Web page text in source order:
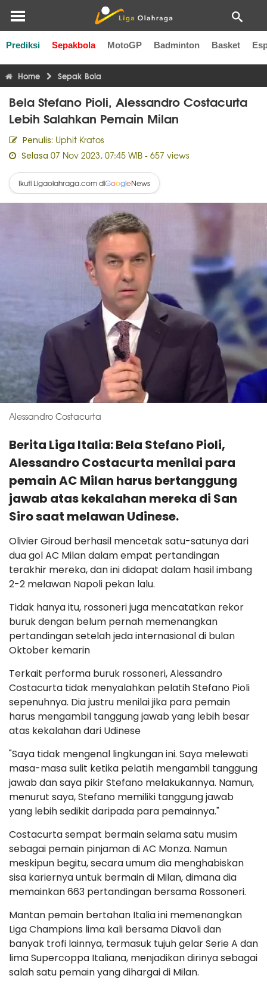
Prediksi Sepakbola MotoGP Badminton Basket
Liga Inggris Liga Italia Liga Spanyol Liga Perancis
Home Sepak Bola
Bela Stefano Pioli, Alessandro Costacurta
Lebih Salahkan Pemain Milan
Penulis: Uphit Kratos
Selasa 07 Nov 2023, 07:45 WIB - 657 views
Ikuti Ligaolahraga.com diGoogleNews
Alessandro Costacurta
Berita Liga Italia: Bela Stefano Pioli,
Alessandro Costacurta menilai para
pemain AC Milan harus bertanggung
jawab atas kekalahan mereka di San
Siro saat melawan Udinese.
Olivier Giroud berhasil mencetak satu-satunya dari
dua gol AC Milan dalam empat pertandingan
terakhir mereka, dan ini didapat dalam hasil imbang
2-2 melawan Napoli pekan lalu.
Tidak hanya itu, rossoneri juga mencatatkan rekor
buruk dengan belum pernah memenangkan
pertandingan setelah jeda internasional di bulan
Oktober kemarin
Terkait performa buruk rossoneri, Alessandro
Costacurta tidak menyalahkan pelatih Stefano Pioli
sepenuhnya. Dia justru menilai jika para pemain
harus mengambil tanggung jawab yang lebih besar
atas kekalahan dari Udinese
"Saya tidak mengenal lingkungan ini. Saya melewati
masa-masa sulit ketika pelatih mengambil tanggung
jawab dan saya pikir Stefano melakukannya. Namun,
menurut saya, Stefano memiliki tanggung jawab
yang lebih sedikit daripada para pemainnya."
Costacurta sempat bermain selama satu musim
sebagai pemain pinjaman di AC Monza. Namun
meskipun begitu, secara umum dia menghabiskan
sisa kariernya untuk bermain di Milan, dimana dia
memainkan 663 pertandingan bersama Rossoneri.
Mantan pemain bertahan Italia ini memenangkan
Liga Champions lima kali bersama Diavoli dan
banyak trofi lainnya, termasuk tujuh gelar Serie A dan
lima Supercoppa Italiana, menjadikan dirinya sebagai
salah satu pemain yang dihargai di Milan.